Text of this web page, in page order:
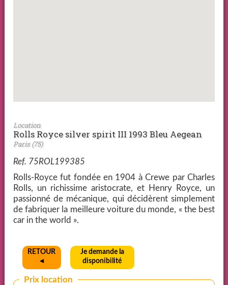
Location
Rolls Royce silver spirit III 1993 Bleu Aegean
Paris (75)
Ref. 75ROL199385
Rolls-Royce fut fondée en 1904 à Crewe par Charles
Rolls, un richissime aristocrate, et Henry Royce, un
passionné de mécanique, qui décidèrent simplement
de fabriquer la meilleure voiture du monde, « the best
car in the world ».
RETOUR
◄
Je demande la
disponibilité
Prix location